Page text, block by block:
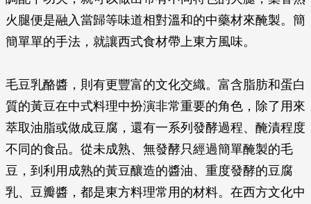
火腿便是融入當歸等味道相對溫和的中藥材來醃製。簡
簡單單的手法，就讓西式食材帶上東方風味。
毛豆乳酪醬，則有更豐富的文化交織。富含脂肪和蛋白
質的黃豆在中式料理中扮演非常重要的角色，除了用來
萃取油脂或做成豆腐，還有一系列發酵過程、醃漬程度
不同的食品。從未成熟、無發酵只經過簡單醃製的毛
豆，到利用成熟的黃豆釀造的醬油、重度發酵的豆腐
乳、豆瓣醬，都是東方料理常用的材料。在西方文化中